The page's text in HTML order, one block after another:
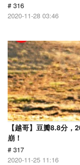
# 316
2020-11-28 03:46
【越哥】豆瓣8.8分
崩！
# 317
2020-11-25 11:16